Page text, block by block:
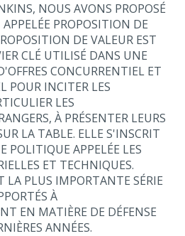
NOUS AVONS PROPOSÉ
PROPOSITION DE
DE VALEUR EST
CLÉ UTILISÉ DANS UNE
CONCURRENTIEL ET
POUR INCITER LES
LES
À PRÉSENTER LEURS
LA TABLE. ELLE S'INSCRIT
POLITIQUE APPELÉE LES
ET TECHNIQUES.
LA PLUS IMPORTANTE SÉRIE
À
EN MATIÈRE DE DÉFENSE
ANNÉES.